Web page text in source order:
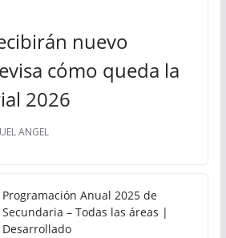
nuevo
cómo queda la
2026
ANGEL
Programación Anual 2025 de
Secundaria – Todas las áreas |
Desarrollado